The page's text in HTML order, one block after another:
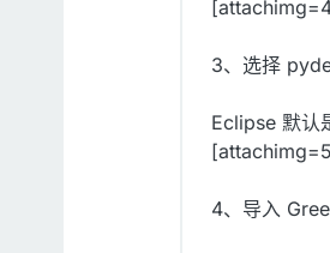
3、选择
Eclipse 默认
4、导入